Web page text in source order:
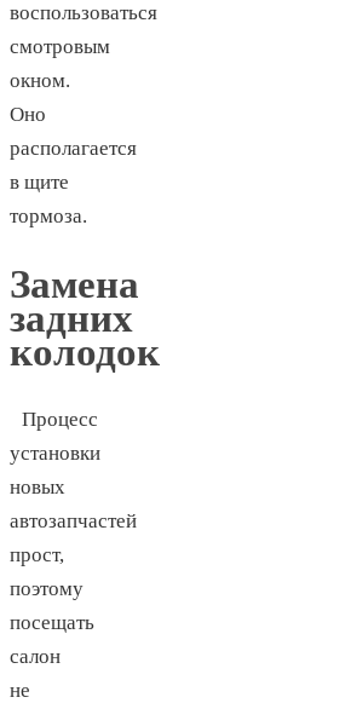
воспользоваться
смотровым
окном.
Оно
располагается
в щите
тормоза.
Замена
задних
колодок
Процесс
установки
новых
автозапчастей
прост,
поэтому
посещать
салон
не